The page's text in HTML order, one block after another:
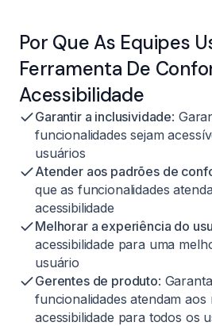
Por Que As Equipes
Ferramenta De
Acessibilidade
Garantir a inclusividade:
funcionalidades sejam
usuários
Atender aos padrões de
que as funcionalidades
acessibilidade
Melhorar a experiência do
acessibilidade para uma
usuário
Gerentes de produto:
funcionalidades atendam aos
acessibilidade para todos os